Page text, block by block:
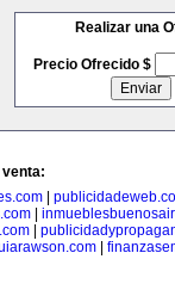
Realizar una
Precio Ofrecido $
|
|
|